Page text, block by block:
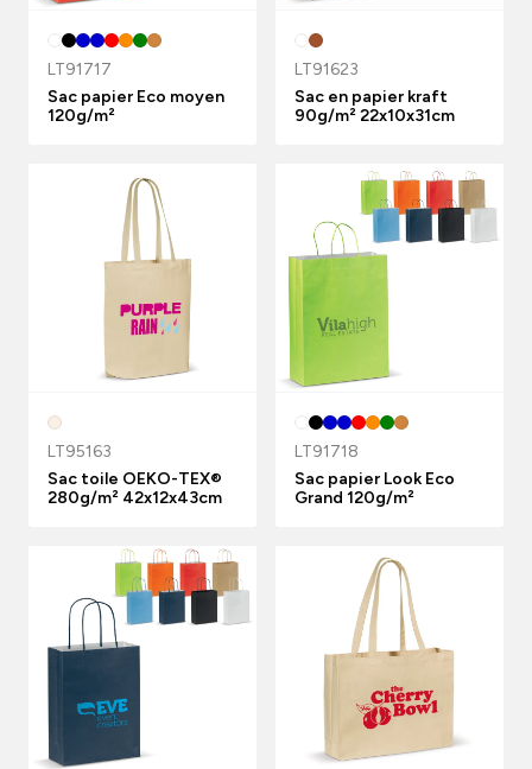
LT91717
Sac papier Eco moyen
120g/m²
LT91623
Sac en papier kraft
90g/m² 22x10x31cm
LT95163
Sac toile OEKO-TEX®
280g/m² 42x12x43cm
LT91718
Sac papier Look Eco
Grand 120g/m²